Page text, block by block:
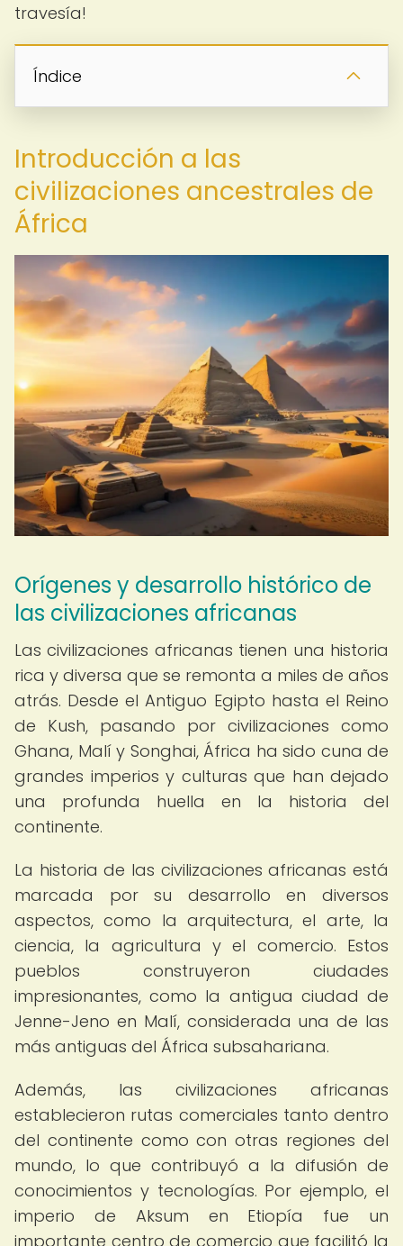
travesía!
Índice
Introducción a las
civilizaciones ancestrales de
África
Orígenes y desarrollo histórico de
las civilizaciones africanas
Las civilizaciones africanas tienen una historia
rica y diversa que se remonta a miles de años
atrás. Desde el Antiguo Egipto hasta el Reino
de Kush, pasando por civilizaciones como
Ghana, Malí y Songhai, África ha sido cuna de
grandes imperios y culturas que han dejado
una profunda huella en la historia del
continente.
La historia de las civilizaciones africanas está
marcada por su desarrollo en diversos
aspectos, como la arquitectura, el arte, la
ciencia, la agricultura y el comercio. Estos
pueblos construyeron ciudades
impresionantes, como la antigua ciudad de
Jenne-Jeno en Malí, considerada una de las
más antiguas del África subsahariana.
Además, las civilizaciones africanas
establecieron rutas comerciales tanto dentro
del continente como con otras regiones del
mundo, lo que contribuyó a la difusión de
conocimientos y tecnologías. Por ejemplo, el
imperio de Aksum en Etiopía fue un
importante centro de comercio que facilitó la